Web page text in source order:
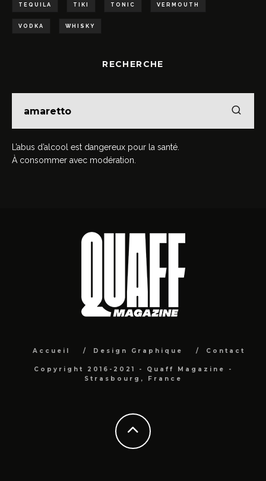
TEQUILA TIKI TONIC VERMOUTH
VODKA WHISKY
RECHERCHE
L’abus d’alcool est dangereux pour la santé.
À consommer avec modération.
Accueil Design Graphique Contact
Copyright 2016-2021 - Quaff Magazine -
Strasbourg, France